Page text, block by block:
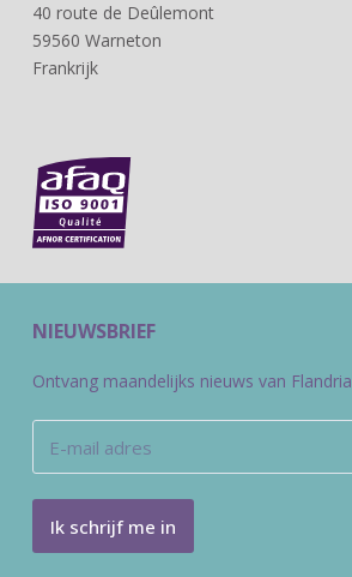
40 route de Deûlemont
59560 Warneton
Frankrijk
NIEUWSBRIEF
Ontvang maandelijks nieuws van Flandria